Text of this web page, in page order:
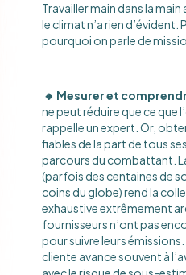
Travailler main dans la
le climat n’a rien
pourquoi on parle de
🔸 Mesurer et
ne peut réduire que ce que
rappelle un expert​. Or,
fiables de la part de tous
parcours du combattant.
(parfois des centaines de
coins du globe) rend la
exhaustive extrêmement
fournisseurs n’ont pas
pour suivre leurs
cliente avance souvent à